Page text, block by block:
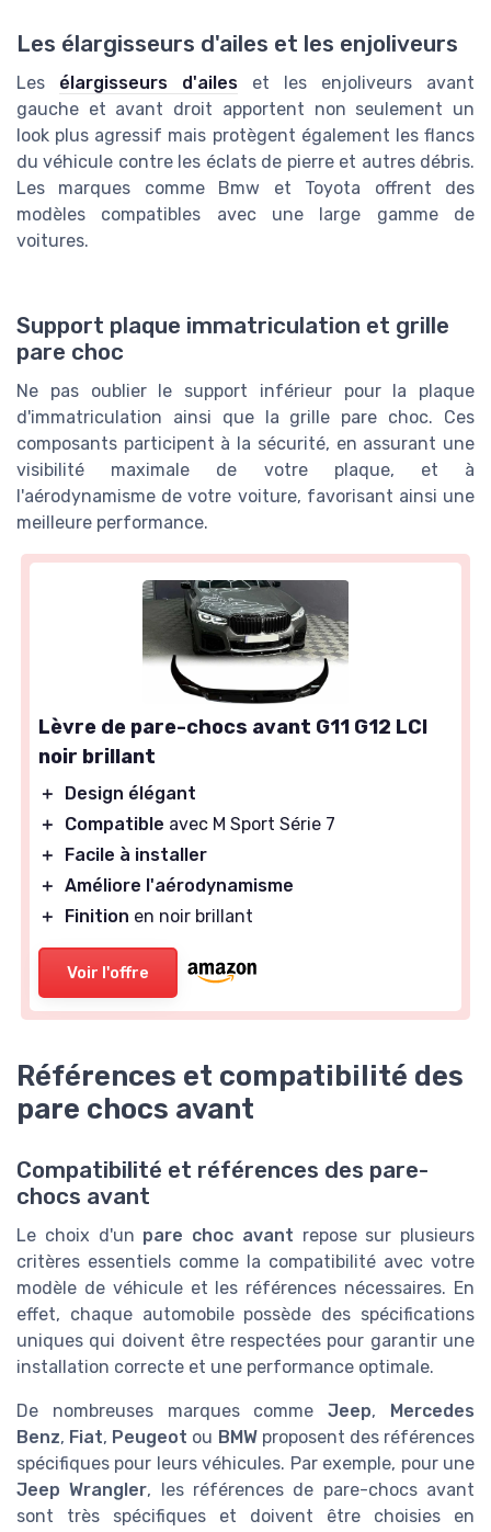
Les élargisseurs d'ailes et les enjoliveurs
Les élargisseurs d'ailes et les enjoliveurs avant
gauche et avant droit apportent non seulement un
look plus agressif mais protègent également les flancs
du véhicule contre les éclats de pierre et autres débris.
Les marques comme Bmw et Toyota offrent des
modèles compatibles avec une large gamme de
voitures.
Support plaque immatriculation et grille
pare choc
Ne pas oublier le support inférieur pour la plaque
d'immatriculation ainsi que la grille pare choc. Ces
composants participent à la sécurité, en assurant une
visibilité maximale de votre plaque, et à
l'aérodynamisme de votre voiture, favorisant ainsi une
meilleure performance.
Lèvre de pare-chocs avant G11 G12 LCI
noir brillant
＋
Design élégant
＋
Compatible avec M Sport Série 7
＋
Facile à installer
＋ Améliore l'aérodynamisme
＋
Finition en noir brillant
Voir l'offre
Références et compatibilité des
pare chocs avant
Compatibilité et références des pare-
chocs avant
Le choix d'un pare choc avant repose sur plusieurs
critères essentiels comme la compatibilité avec votre
modèle de véhicule et les références nécessaires. En
effet, chaque automobile possède des spécifications
uniques qui doivent être respectées pour garantir une
installation correcte et une performance optimale.
De nombreuses marques commeJeep,
Mercedes
Benz, Fiat, Peugeot ou BMWproposent des références
spécifiques pour leurs véhicules. Par exemple, pour une
Jeep Wrangler, les références de pare-chocs avant
sont très spécifiques et doivent être choisies en